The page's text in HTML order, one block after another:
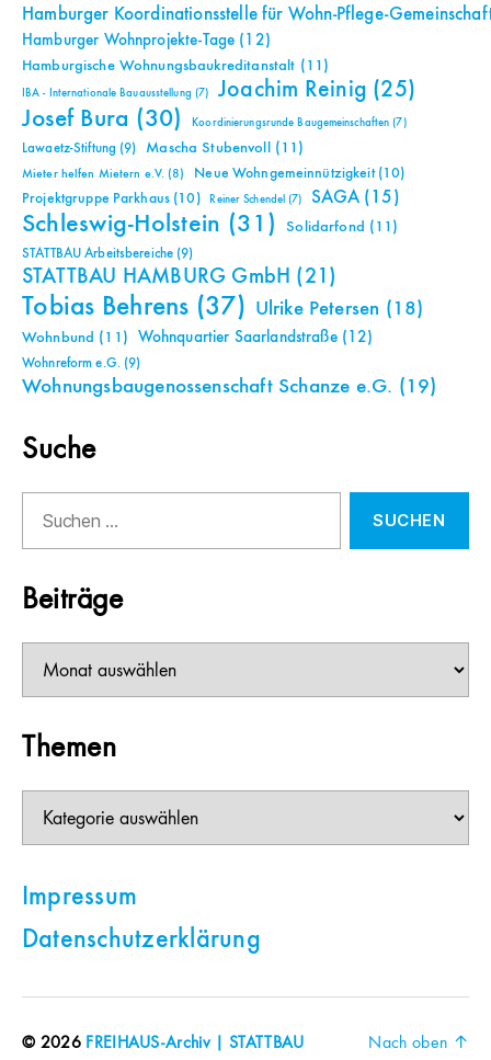
Hamburger Koordinationsstelle für Wohn-Pflege-
Hamburger Wohnprojekte-Tage (12)
Hamburgische Wohnungsbaukreditanstalt (11)
IBA - Internationale Bauausstellung (7) Joachim Reinig (25)
Josef Bura (30) Koordinierungsrunde Baugemeinschaften (7)
Lawaetz-Stiftung (9) Mascha Stubenvoll (11)
Mieter helfen Mietern e.V. (8) Neue Wohngemeinnützigkeit(10)
Projektgruppe Parkhaus (10) Reiner Schendel (7) SAGA(15)
Schleswig-Holstein (31) Solidarfond (11)
STATTBAU Arbeitsbereiche (9)
STATTBAU HAMBURG GmbH (21)
Tobias Behrens (37) Ulrike Petersen (18)
Wohnbund (11) Wohnquartier Saarlandstraße(12)
Wohnreform e.G.(9)
Wohnungsbaugenossenschaft Schanze e.G. (19)
Suche
nach:
Beiträge
Themen
Impressum
Datenschutzerklärung
© 2026 FREIHAUS-Archiv | STATTBAU Nach oben ↑